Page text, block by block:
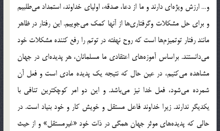
و… ارزش ويژه‌اي دارند و ما از دعا، صدقه، اولياي خداوند، ‌استمداد مي‌طلبيم
و براي حل مشكلات وگرفتاري‌ها از آنها كمك مي‌جوييم. اين رفتار در ظاهر
مانند رفتار توتميزم‌ها است كه روح نهفته در توتم را رفع كننده مشكلات خود
مي‌دانستند. براساس آموزه‌هاي اعتقادي ما مسلمانان، هر پديده‌اي در جهان
مشاهده مي‌كنيم، در عين حال كه نتيجه يك پديده مادي است و فعل آن
شمرده مي‌شود، فعل خدا نيز مي‌باشد. و اين دو امر كوچكترين تنافي با
يكديگر ندارند. زيرا خداوند فاعل مستقل و خويش كار و خود بنياد است. در
حالي كه پديده‌هاي موثر جهان همگي در ذات خود «غيرمستقل» و از حيث